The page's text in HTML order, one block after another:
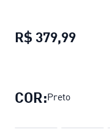
R$ 379,99
COR:Preto